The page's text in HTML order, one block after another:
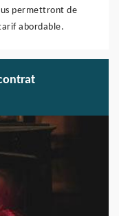
permettront de
abordable.